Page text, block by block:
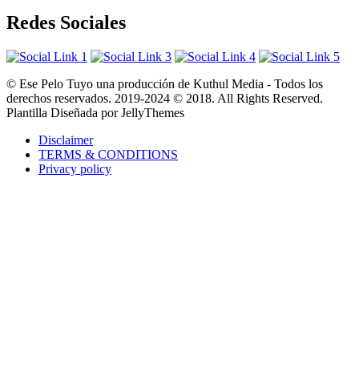
Redes Sociales
© Ese Pelo Tuyo una producción de Kuthul Media - Todos los
derechos reservados. 2019-2024 © 2018. All Rights Reserved.
Plantilla Diseñada por JellyThemes
Disclaimer
TERMS & CONDITIONS
Privacy policy